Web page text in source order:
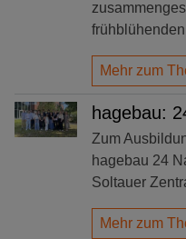
Mehr zum
hagebau:
Zum
hagebau 24
Soltauer
Mehr zum